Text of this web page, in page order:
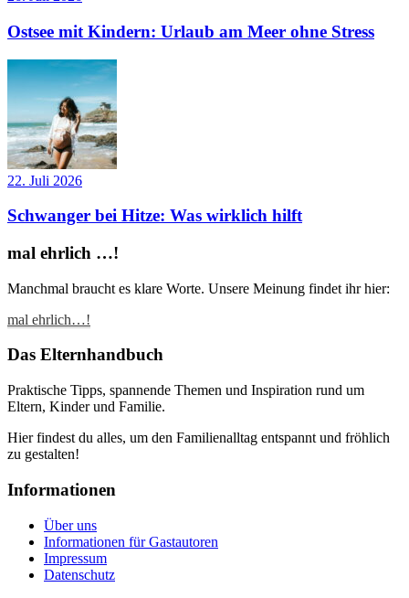
Ostsee mit Kindern: Urlaub am Meer ohne Stress
22. Juli 2026
Schwanger bei Hitze: Was wirklich hilft
mal ehrlich …!
Manchmal braucht es klare Worte. Unsere Meinung findet ihr hier:
mal ehrlich…!
Das Elternhandbuch
Praktische Tipps, spannende Themen und Inspiration rund um
Eltern, Kinder und Familie.
Hier findest du alles, um den Familienalltag entspannt und fröhlich
zu gestalten!
Informationen
Über uns
Informationen für Gastautoren
Impressum
Datenschutz